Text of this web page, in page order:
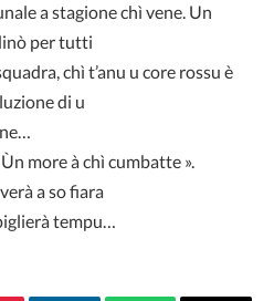
a stagione chì vene. Un
per tutti
chì t’anu u core rossu è
di u
more à chì cumbatte ».
a so fiara
tempu…